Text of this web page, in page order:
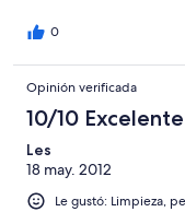
0
Opinión verificada
10/10 Excelente
Les
18 may. 2012
Le gustó: Limpieza,